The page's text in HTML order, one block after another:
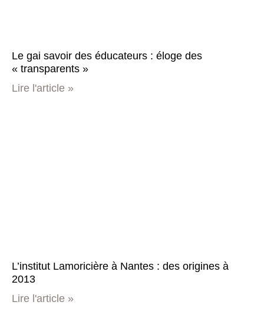
Le gai savoir des éducateurs : éloge des
« transparents »
Lire l'article »
L’institut Lamoricière à Nantes : des origines à
2013
Lire l'article »